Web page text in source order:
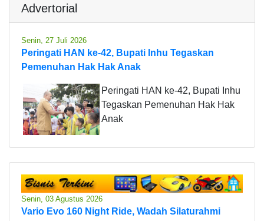
Advertorial
Senin, 27 Juli 2026
Peringati HAN ke-42, Bupati Inhu Tegaskan
Pemenuhan Hak Hak Anak
Peringati HAN ke-42, Bupati Inhu
Tegaskan Pemenuhan Hak Hak
Anak
Senin, 03 Agustus 2026
Vario Evo 160 Night Ride, Wadah Silaturahmi